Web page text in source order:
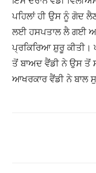
ਪਹਿਲਾਂ ਹੀ ਉਸ ਨੂੰ ਗੋਦ
ਲਈ ਹਸਪਤਾਲ ਲੈ ਗਈ
ਪ੍ਰਕਿਰਿਆ ਸ਼ੁਰੂ ਕੀਤੀ।
ਤੋਂ ਬਾਅਦ ਵੈਂਡੀ ਨੇ ਉਸ ਤੋਂ
ਆਖਰਕਾਰ ਵੈਂਡੀ ਨੇ ਬਾਲ